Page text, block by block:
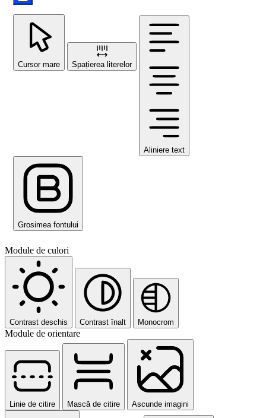
Cursor mare Spațierea literelor
Aliniere text
Grosimea fontului
Module de culori
Contrast deschis Contrast înalt Monocrom
Module de orientare
Linie de citire Mască de citire Ascunde imagini